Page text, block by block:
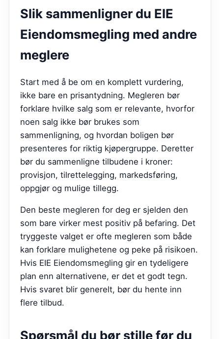
Slik sammenligner du EIE
Eiendomsmegling med andre
meglere
Start med å be om en komplett vurdering,
ikke bare en prisantydning. Megleren bør
forklare hvilke salg som er relevante, hvorfor
noen salg ikke bør brukes som
sammenligning, og hvordan boligen bør
presenteres for riktig kjøpergruppe. Deretter
bør du sammenligne tilbudene i kroner:
provisjon, tilrettelegging, markedsføring,
oppgjør og mulige tillegg.
Den beste megleren for deg er sjelden den
som bare virker mest positiv på befaring. Det
tryggeste valget er ofte megleren som både
kan forklare mulighetene og peke på risikoen.
Hvis EIE Eiendomsmegling gir en tydeligere
plan enn alternativene, er det et godt tegn.
Hvis svaret blir generelt, bør du hente inn
flere tilbud.
Spørsmål du bør stille før du